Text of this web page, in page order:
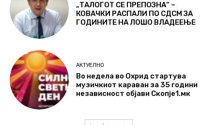
„ТАЛОГОТ СЕ ПРЕПОЗНА“ –
КОВАЧКИ РАСПАЛИ ПО СДСМ ЗА
ГОДИНИТЕ НА ЛОШО ВЛАДЕЕЊЕ
АКТУЕЛНО
Во недела во Охрид стартува
музичкиот караван за 35 години
независност објави Скопје1.мк